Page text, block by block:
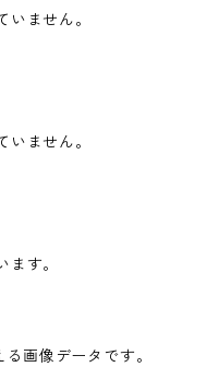
ません。
ません。
す。
画像データです。